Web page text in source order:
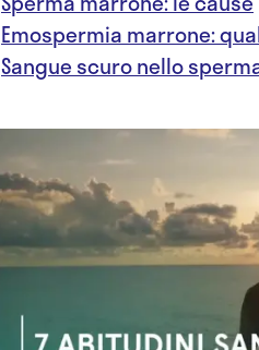
Emospermia marrone:
Sangue scuro nello